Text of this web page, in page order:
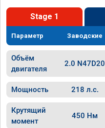
Stage 1
Параметр Заводские
Объём
двигателя
2.0 N47D20
Мощность 218 л.с.
Крутящий
момент
450 Нм